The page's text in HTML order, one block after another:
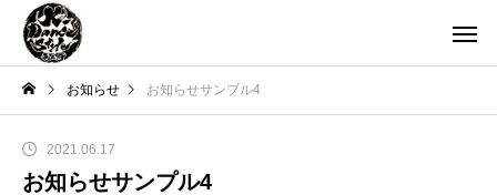
お知らせ お知らせサンプル4
お知らせサンプル4
2021.06.17